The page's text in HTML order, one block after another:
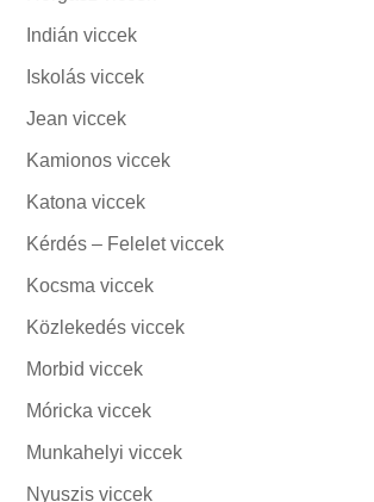
Indián viccek
Iskolás viccek
Jean viccek
Kamionos viccek
Katona viccek
Kérdés – Felelet viccek
Kocsma viccek
Közlekedés viccek
Morbid viccek
Móricka viccek
Munkahelyi viccek
Nyuszis viccek